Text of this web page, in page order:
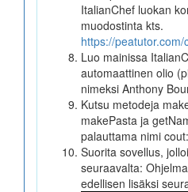
ItalianChef luokan
muodostinta kts.
https://
Luo mainissa
automaattinen olio
nimeksi Anthony
Kutsu metodeja
makePasta ja
palauttama nimi
Suorita sovellus,
seuraavalta:
edellisen lisäksi